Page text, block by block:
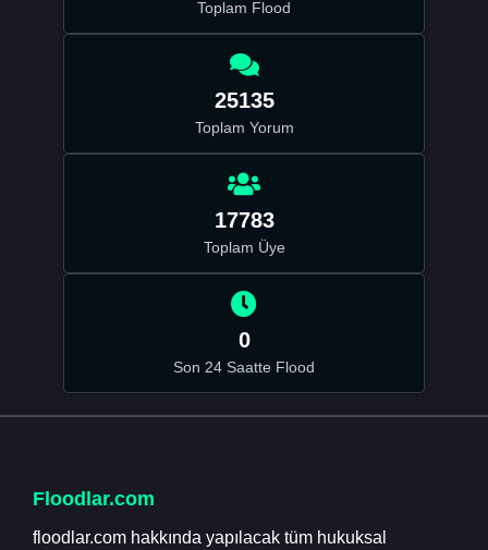
Toplam Flood
25135
Toplam Yorum
17783
Toplam Üye
0
Son 24 Saatte Flood
Floodlar.com
floodlar.com hakkında yapılacak tüm hukuksal